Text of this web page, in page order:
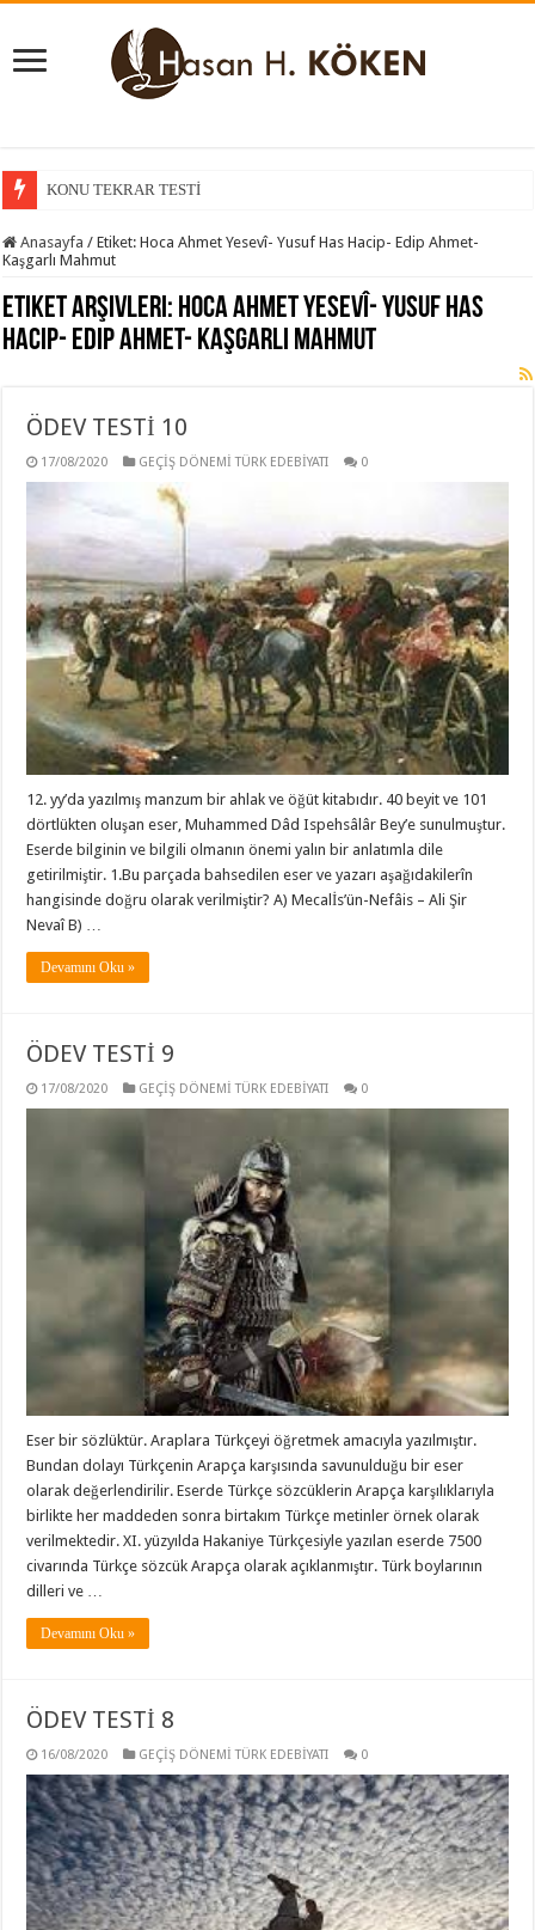
KONU TEKRAR TESTİ
KONU KAVRAMA TESTİ
Anasayfa / Etiket:Hoca Ahmet Yesevî- Yusuf Has Hacip- Edip Ahmet-
Kaşgarlı Mahmut
Etiket Arşivleri: Hoca Ahmet Yesevî- Yusuf Has
Hacip- Edip Ahmet- Kaşgarlı Mahmut
ÖDEV TESTİ 10
17/08/2020 GEÇİŞ DÖNEMİ TÜRK EDEBİYATI 0
12. yy’da yazılmış manzum bir ahlak ve öğüt kitabıdır. 40 beyit ve 101
dörtlükten oluşan eser, Muhammed Dâd Ispehsâlâr Bey’e sunulmuştur.
Eserde bilginin ve bilgili olmanın önemi yalın bir anlatımla dile
getirilmiştir. 1.Bu parçada bahsedilen eser ve yazarı aşağıdakilerîn
hangisinde doğru olarak verilmiştir? A) Mecalİs’ün-Nefâis – Ali Şir
Nevaî B) …
Devamını Oku »
ÖDEV TESTİ 9
17/08/2020 GEÇİŞ DÖNEMİ TÜRK EDEBİYATI 0
Eser bir sözlüktür. Araplara Türkçeyi öğretmek amacıyla yazılmıştır.
Bundan dolayı Türkçenin Arapça karşısında savunulduğu bir eser
olarak değerlendirilir. Eserde Türkçe sözcüklerin Arapça karşılıklarıyla
birlikte her maddeden sonra birtakım Türkçe metinler örnek olarak
verilmektedir. XI. yüzyılda Hakaniye Türkçesiyle yazılan eserde 7500
civarında Türkçe sözcük Arapça olarak açıklanmıştır. Türk boylarının
dilleri ve …
Devamını Oku »
ÖDEV TESTİ 8
16/08/2020 GEÇİŞ DÖNEMİ TÜRK EDEBİYATI 0